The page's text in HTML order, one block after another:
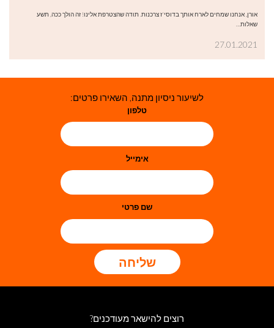
אורן, אנחנו שמחים לארח אותך בדוסי'ז צרכנות. תודה שהצטרפת אלינו! זה הולך ככה, תשע
שאלות…
27.01.2021
לשיעור ניסיון מתנה, השאירו פרטים:
טלפון
אימייל
שם פרטי
שליחה
רוצים להישאר מעודכנים?